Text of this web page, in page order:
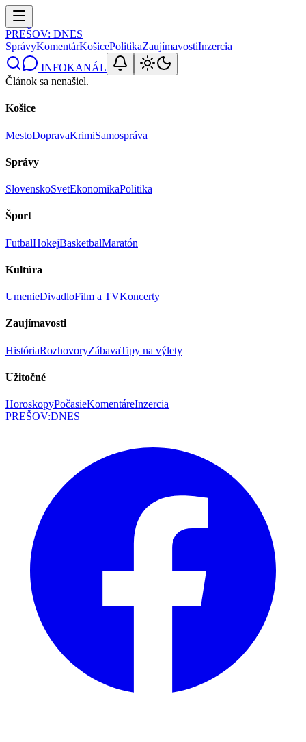
PREŠOV: DNES
SprávyKomentárKošicePolitikaZaujímavostiInzercia
INFOKANÁL
Článok sa nenašiel.
Košice
MestoDopravaKrimiSamospráva
Správy
SlovenskoSvetEkonomikaPolitika
Šport
FutbalHokejBasketbalMaratón
Kultúra
UmenieDivadloFilm a TVKoncerty
Zaujímavosti
HistóriaRozhovoryZábavaTipy na výlety
Užitočné
HoroskopyPočasieKomentáreInzercia
PREŠOV:DNES